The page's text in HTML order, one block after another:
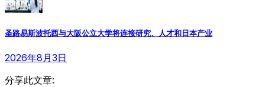
圣路易斯波托西与大阪公立大学将连接研究、人才和日本产业
2026年8月3日
分享此文章: